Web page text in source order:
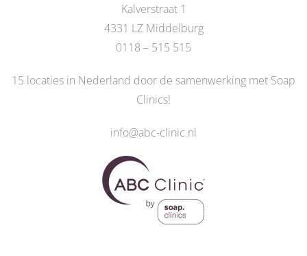
Kalverstraat 1
4331 LZ Middelburg
0118 – 515 515
15 locaties in Nederland door de samenwerking met Soap
Clinics!
info@abc-clinic.nl